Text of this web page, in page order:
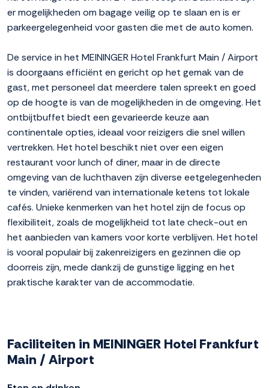
er mogelijkheden om bagage veilig op te slaan en is er
parkeergelegenheid voor gasten die met de auto komen.
De service in het MEININGER Hotel Frankfurt Main / Airport
is doorgaans efficiënt en gericht op het gemak van de
gast, met personeel dat meerdere talen spreekt en goed
op de hoogte is van de mogelijkheden in de omgeving. Het
ontbijtbuffet biedt een gevarieerde keuze aan
continentale opties, ideaal voor reizigers die snel willen
vertrekken. Het hotel beschikt niet over een eigen
restaurant voor lunch of diner, maar in de directe
omgeving van de luchthaven zijn diverse eetgelegenheden
te vinden, variërend van internationale ketens tot lokale
cafés. Unieke kenmerken van het hotel zijn de focus op
flexibiliteit, zoals de mogelijkheid tot late check-out en
het aanbieden van kamers voor korte verblijven. Het hotel
is vooral populair bij zakenreizigers en gezinnen die op
doorreis zijn, mede dankzij de gunstige ligging en het
praktische karakter van de accommodatie.
Faciliteiten in MEININGER Hotel Frankfurt
Main / Airport